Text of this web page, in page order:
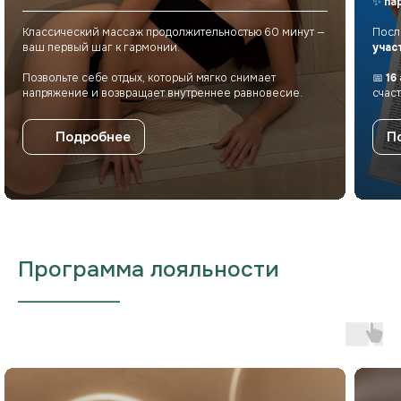
Классический массаж продолжительностью 60 минут —
ваш первый шаг к гармонии.
Позвольте себе отдых, который мягко снимает
напряжение и возвращает внутреннее равновесие.
Подробнее
📅 16
Программа лояльности
___________________